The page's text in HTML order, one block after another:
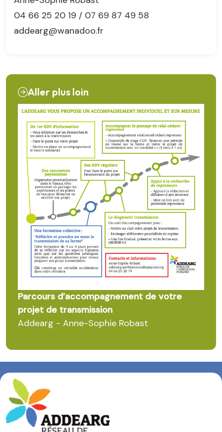
04 66 25 20 19 / 07 69 87 49 58
addearg@wanadoo.fr
Aller plus loin
Parcours d’accompagnement de votre
projet de transmission
Addearg - Anne-Sophie Robast